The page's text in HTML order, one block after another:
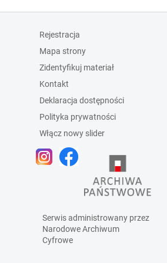
Rejestracja
Mapa strony
Zidentyfikuj materiał
Kontakt
Deklaracja dostępności
Polityka prywatności
Włącz nowy slider
Serwis administrowany przez
Narodowe Archiwum
Cyfrowe